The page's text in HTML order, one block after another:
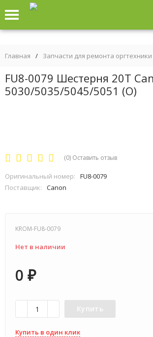
Главная / Запчасти для ремонта оргтехники
FU8-0079 Шестерня 20T
5030/5035/5045/5051 (O)
(0) Оставить отзыв
Оригинальный номер:
FU8-0079
Поставщик:
Canon
KROM-FU8-0079
Нет в наличии
0 ₽
Купить
Купить в один клик